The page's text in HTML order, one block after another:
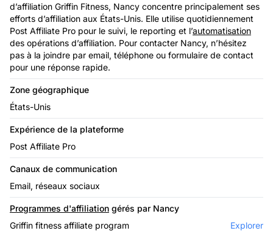
d’affiliation Griffin Fitness, Nancy concentre principalement ses
efforts d’affiliation aux États-Unis. Elle utilise quotidiennement
Post Affiliate Pro pour le suivi, le reporting et l’automatisation
des opérations d’affiliation. Pour contacter Nancy, n’hésitez
pas à la joindre par email, téléphone ou formulaire de contact
pour une réponse rapide.
Zone géographique
États-Unis
Expérience de la plateforme
Post Affiliate Pro
Canaux de communication
Email, réseaux sociaux
Programmes d'affiliation gérés par Nancy
Griffin fitness affiliate program
Explorer